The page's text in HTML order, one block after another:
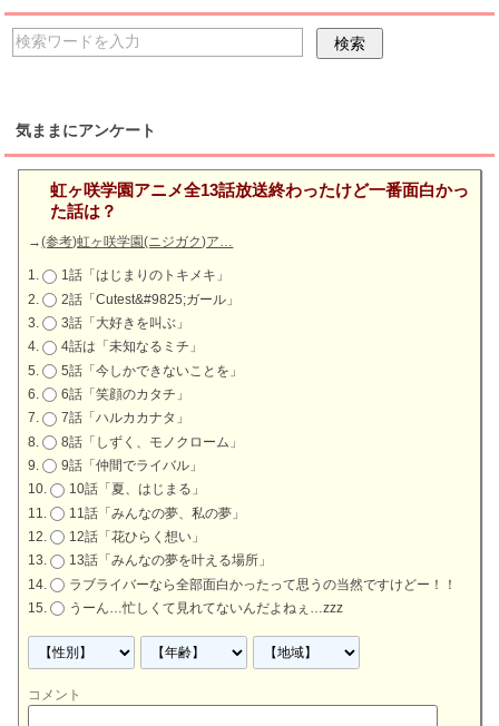
気ままにアンケート
虹ヶ咲学園アニメ全13話放送終わったけど一番面白かっ
た話は？
→(参考)虹ヶ咲学園(ニジガク)ア…
1話「はじまりのトキメキ」
2話「Cutest&#9825;ガール」
3話「大好きを叫ぶ」
4話は「未知なるミチ」
5話「今しかできないことを」
6話「笑顔のカタチ」
7話「ハルカカナタ」
8話「しずく、モノクローム」
9話「仲間でライバル」
10話「夏、はじまる」
11話「みんなの夢、私の夢」
12話「花ひらく想い」
13話「みんなの夢を叶える場所」
ラブライバーなら全部面白かったって思うの当然ですけどー！！
うーん…忙しくて見れてないんだよねぇ…zzz
コメント